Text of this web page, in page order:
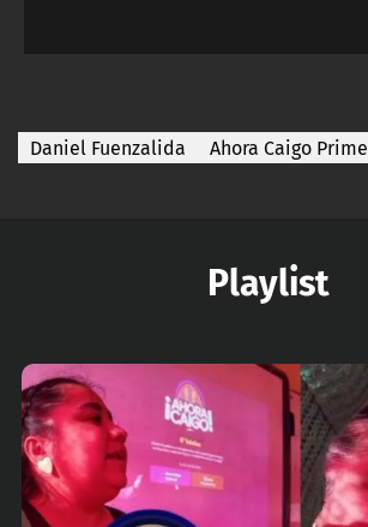
Daniel Fuenzalida Ahora Caigo Prime
Playlist